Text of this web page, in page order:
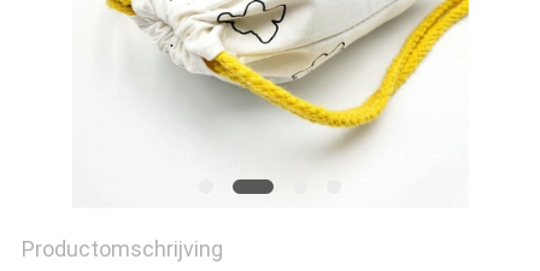
Productomschrijving